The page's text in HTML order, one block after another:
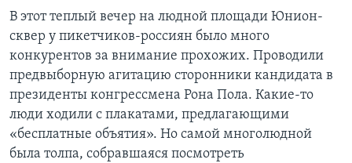
В этот теплый вечер на людной площади Юнион-
сквер у пикетчиков-россиян было много
конкурентов за внимание прохожих. Проводили
предвыборную агитацию сторонники кандидата в
президенты конгрессмена Рона Пола. Какие-то
люди ходили с плакатами, предлагающими
«бесплатные объятия». Но самой многолюдной
была толпа, собравшаяся посмотреть